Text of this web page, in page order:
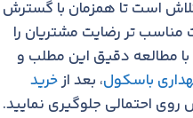
است تا همزمان با گسترش
مناسب تر رضایت مشتریان را
با مطالعه دقیق این مطلب و
باسكول، بعد ازخرید
روی احتمالی جلوگیری نمایید.